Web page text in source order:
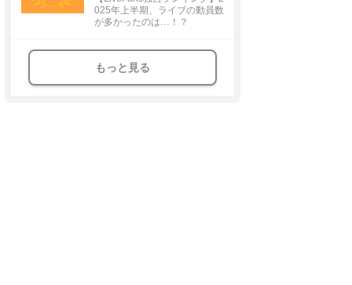
025年上半期、ライブの動員数
が多かったのは…！？
もっと見る